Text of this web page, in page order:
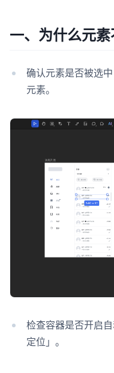
一、为什么元素
确认元素是否被选
元素。
检查容器是否开启
定位」。